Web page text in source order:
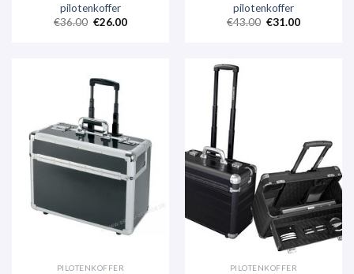
pilotenkoffer
€36.00 €26.00
pilotenkoffer
€43.00 €31.00
PILOTENKOFFER PILOTENKOFFER